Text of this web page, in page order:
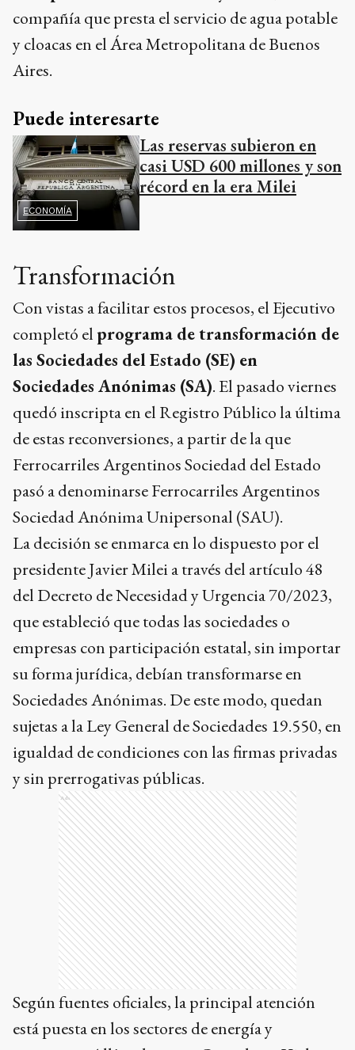
compañía que presta el servicio de agua potable
y cloacas en el Área Metropolitana de Buenos
Aires.
Puede interesarte
ECONOMÍA
Las reservas subieron en
casi USD 600 millones y son
récord en la era Milei
Transformación
Con vistas a facilitar estos procesos, el Ejecutivo
completó el programa de transformación de
las Sociedades del Estado (SE) en
Sociedades Anónimas (SA). El pasado viernes
quedó inscripta en el Registro Público la última
de estas reconversiones, a partir de la que
Ferrocarriles Argentinos Sociedad del Estado
pasó a denominarse Ferrocarriles Argentinos
Sociedad Anónima Unipersonal (SAU).
La decisión se enmarca en lo dispuesto por el
presidente Javier Milei a través del artículo 48
del Decreto de Necesidad y Urgencia 70/2023,
que estableció que todas las sociedades o
empresas con participación estatal, sin importar
su forma jurídica, debían transformarse en
Sociedades Anónimas. De este modo, quedan
sujetas a la Ley General de Sociedades 19.550, en
igualdad de condiciones con las firmas privadas
y sin prerrogativas públicas.
Ads
Según fuentes oficiales, la principal atención
está puesta en los sectores de energía y